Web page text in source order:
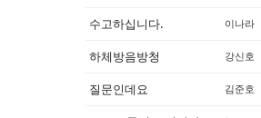
수고하십니다. 이나라
하체방음방청 강신호
질문인데요 김준호